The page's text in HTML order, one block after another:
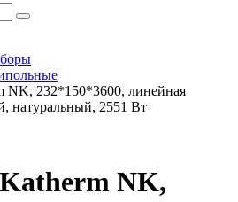
NK, 232*150*3600, линейная
натуральный, 2551 Вт
NK,